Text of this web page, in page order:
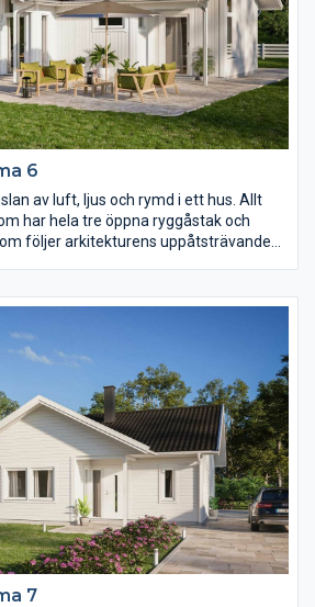
6
av luft, ljus och rymd i ett hus. Allt
har hela tre öppna ryggåstak och
följer arkitekturens uppåtsträvande
7